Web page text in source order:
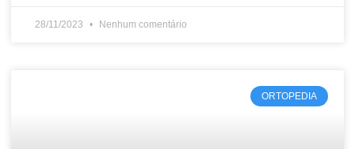
28/11/2023 Nenhum comentário
ORTOPEDIA